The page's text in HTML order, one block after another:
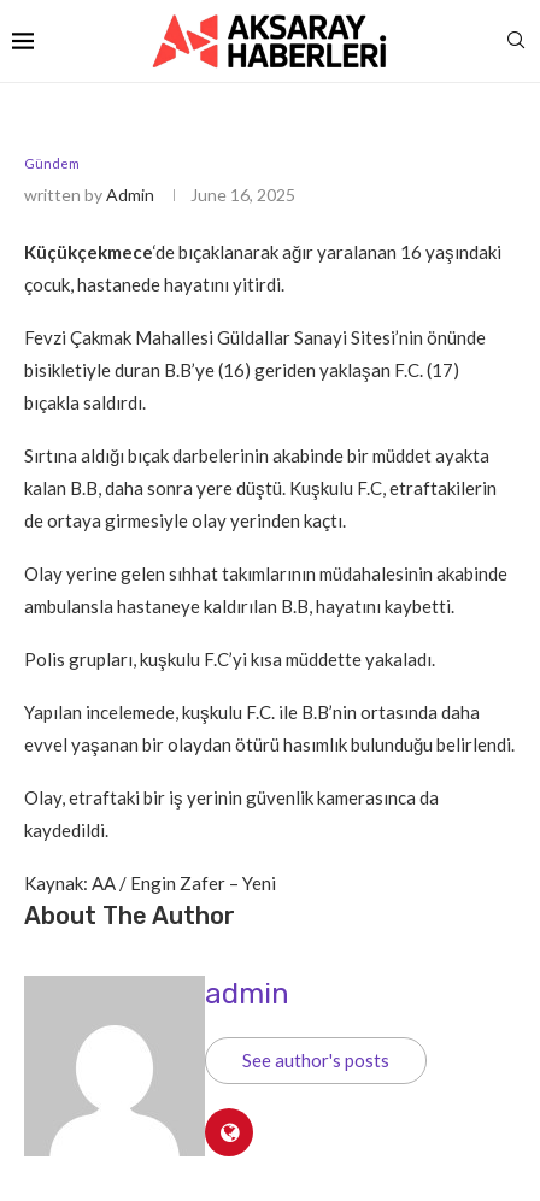
Gündem
written byAdmin June 16, 2025
Küçükçekmece‘de bıçaklanarak ağır yaralanan 16 yaşındaki
çocuk, hastanede hayatını yitirdi.
Fevzi Çakmak Mahallesi Güldallar Sanayi Sitesi’nin önünde
bisikletiyle duran B.B’ye (16) geriden yaklaşan F.C. (17)
bıçakla saldırdı.
Sırtına aldığı bıçak darbelerinin akabinde bir müddet ayakta
kalan B.B, daha sonra yere düştü. Kuşkulu F.C, etraftakilerin
de ortaya girmesiyle olay yerinden kaçtı.
Olay yerine gelen sıhhat takımlarının müdahalesinin akabinde
ambulansla hastaneye kaldırılan B.B, hayatını kaybetti.
Polis grupları, kuşkulu F.C’yi kısa müddette yakaladı.
Yapılan incelemede, kuşkulu F.C. ile B.B’nin ortasında daha
evvel yaşanan bir olaydan ötürü hasımlık bulunduğu belirlendi.
Olay, etraftaki bir iş yerinin güvenlik kamerasınca da
kaydedildi.
Kaynak: AA / Engin Zafer – Yeni
About The Author
admin
See author's posts